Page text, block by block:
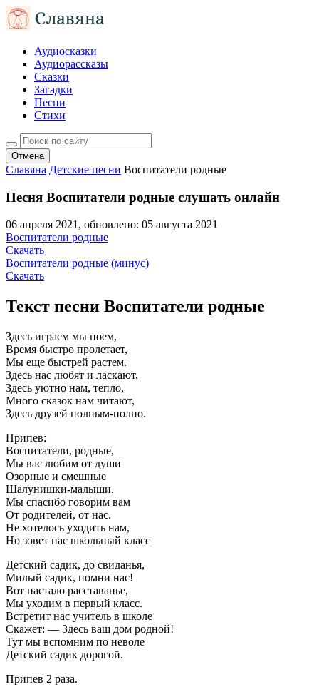
Аудиосказки
Аудиорассказы
Сказки
Загадки
Песни
Стихи
Отмена
Славяна Детские песни Воспитатели родные
Песня Воспитатели родные слушать онлайн
06 апреля 2021, обновлено: 05 августа 2021
Воспитатели родные
Скачать
Воспитатели родные (минус)
Скачать
Текст песни Воспитатели родные
Здесь играем мы поем,
Время быстро пролетает,
Мы еще быстрей растем.
Здесь нас любят и ласкают,
Здесь уютно нам, тепло,
Много сказок нам читают,
Здесь друзей полным-полно.
Припев:
Воспитатели, родные,
Мы вас любим от души
Озорные и смешные
Шалунишки-малыши.
Мы спасибо говорим вам
От родителей, от нас.
Не хотелось уходить нам,
Но зовет нас школьный класс
Детский садик, до свиданья,
Милый садик, помни нас!
Вот настало расставанье,
Мы уходим в первый класс.
Встретит нас учитель в школе
Скажет: — Здесь ваш дом родной!
Тут мы вспомним по неволе
Детский садик дорогой.
Припев 2 раза.